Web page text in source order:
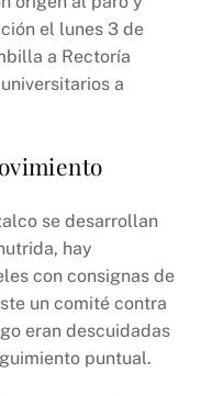
el lunes 3 de
a Rectoría
a
se desarrollan
hay
con consignas de
un comité contra
eran descuidadas
puntual.